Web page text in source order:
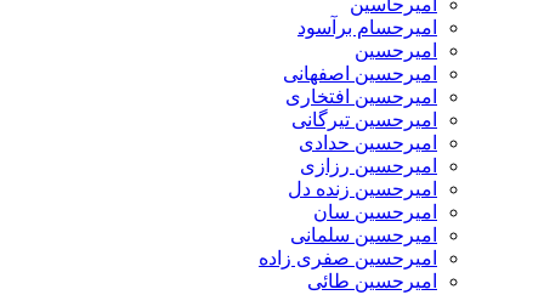
امیرحسام برآسود
امیرحسین
امیرحسین اصفهانی
امیرحسین افتخاری
امیرحسین تیرگانی
امیرحسین حدادی
امیرحسین رزازی
امیرحسین زنده دل
امیرحسین سان
امیرحسین سلمانی
امیرحسین صفری زاده
امیرحسین طائی